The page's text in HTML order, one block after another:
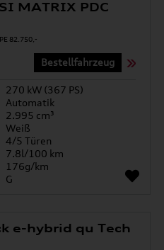
MATRIX PDC
Bestellfahrzeug
270 kW (367 PS)
Automatik
2.995 cm³
Weiß
4/5 Türen
7.8l/100 km
176g/km
G
e-hybrid qu Tech